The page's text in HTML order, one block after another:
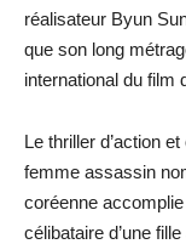
réalisateur Byun
que son long
international du film
Le thriller d’action
femme assassin
coréenne
célibataire d’une